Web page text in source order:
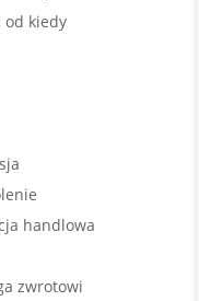
od kiedy
handlowa
zwrotowi